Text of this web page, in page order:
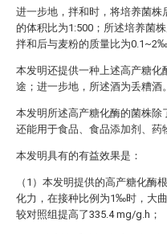
进一步地，拌和时，将培养菌株
的体积比为1:500；所述培养菌
拌和后与麦粉的质量比为
本发明还提供一种上述高产糖化
途；进一步地，所述酒为丢糟酒。
本发明所述高产糖化酶的菌株除
还能用于食品、食品添加剂、药
本发明具有的有益效果是：
（1）本发明提供的高产糖化酶
化力，在接种比例为1‰时，大
较对照组提高了335.4 mg/g.h；